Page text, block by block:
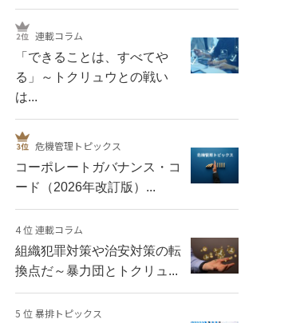
連載コラム
「できることは、すべてや
る」～トクリュウとの戦い
は...
危機管理トピックス
コーポレートガバナンス・コ
ード（2026年改訂版）...
4 位 連載コラム
組織犯罪対策や治安対策の転
換点だ～暴力団とトクリュ...
5 位 暴排トピックス